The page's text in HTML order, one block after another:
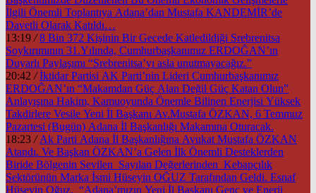
İlgili Önemli Toplantıya Adana’dan Mustafa KANDEMİR’de
Davetli Olarak Katıldı…
13:19 / 8 Bin 372 Kişinin Bir Gecede Katledildiği Srebrenitsa
Soykırımının 31.Yılında, Cumhurbaşkanımız ERDOĞAN’ın
Duyarlı Paylaşımı “Srebrenitsa’yı asla unutmayacağız.”
20:42 / İktidar Partisi AK Parti’nin Lideri Cumhurbaşkanımız
ERDOĞAN’ın “Makamdan Güç Alan Değil Güç Katan Olun”
Anlayışına Hakim, Kamuoyunda Önemle Bilinen Enerjisi Yüksek
Takdirlere Vesile Yeni İl Başkanı Av.Mustafa ÖZKAN, 6 Temmuz
Pazartesi (Bugün) Adana İl Başkanlığı Makamına Oturacak.
18:23 / Ak Parti Adana İl Başkanlığına Avukat Mustafa ÖZKAN
Atandı. Ve Başkan ÖZKAN’a Gelen İlk Önemli Desteklerden
Biride Bölgenin Sevilen Sayılan Değerlerinden Kebapçılık
Sektörünün Marka İsmi Hüseyin OĞUZ Tarafından Geldi. Esnaf
Hüseyin Oğuz, “Adana’mızın Yeni İl Başkanı Genç ve Enerji